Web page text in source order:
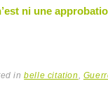
ni une
inbelle citation